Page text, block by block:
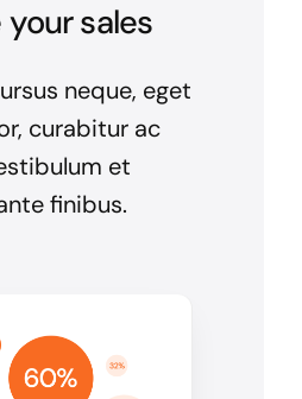
sales
neque, eget
curabitur ac
et
finibus.